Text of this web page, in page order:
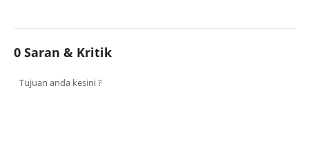
0 Saran & Kritik
Tujuan anda kesini ?